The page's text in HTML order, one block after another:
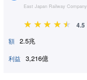
East Japan Railway Company
4.5
額 2.5兆
利益 3,216億